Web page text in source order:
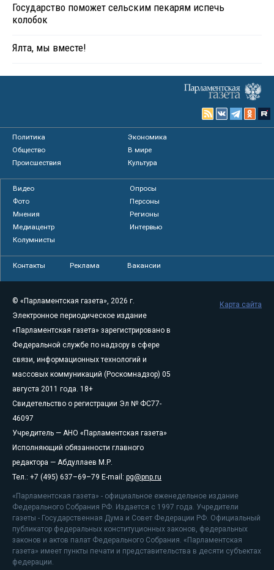
Государство поможет сельским пекарям испечь
колобок
Ялта, мы вместе!
Политика
Экономика
Общество
В мире
Происшествия
Культура
Видео
Опросы
Фото
Персоны
Мнения
Регионы
Медиацентр
Интервью
Колумнисты
Контакты Реклама Вакансии
© «Парламентская газета», 2026 г.
Электронное периодическое издание
«Парламентская газета» зарегистрировано в
Федеральной службе по надзору в сфере
связи, информационных технологий и
массовых коммуникаций (Роскомнадзор) 05
августа 2011 года. 18+
Свидетельство о регистрации Эл № ФС77-
46097
Учредитель — АНО «Парламентская газета»
Исполняющий обязанности главного
редактора — Абдуллаев М.Р.
Тел.: +7 (495) 637–69–79 E-mail: pg@pnp.ru
«Парламентская газета» - официальное еженедельное издание
Федерального Собрания РФ. Издается с 1997 года. Учредители
газеты - Государственная Дума и Совет Федерации РФ. Официальный
публикатор федеральных конституционных законов, федеральных
законов и актов палат Федерального Собрания. «Парламентская
газета» имеет пункты печати и представительства в десяти субъектах
федерации.
Карта сайта